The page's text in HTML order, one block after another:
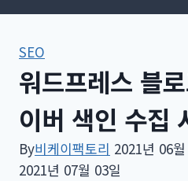
SEO
워드프레스 블
이버 색인 수집
By비케이팩토리 2021년 06
2021년 07월 03일